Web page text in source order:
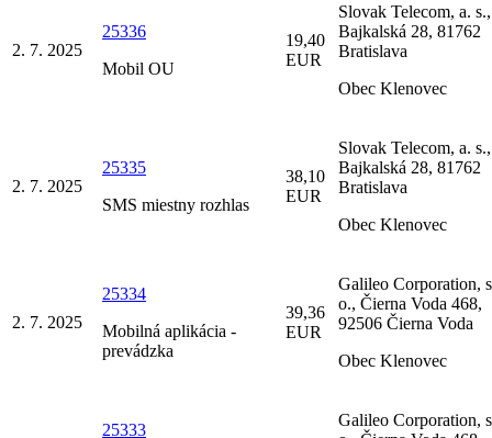
2. 7. 2025
25336
Mobil OU
19,40
EUR
Slovak Telecom, a. s.,
Bajkalská 28, 81762
Bratislava
Obec Klenovec
2. 7. 2025
25335
SMS miestny rozhlas
38,10
EUR
Slovak Telecom, a. s.,
Bajkalská 28, 81762
Bratislava
Obec Klenovec
2. 7. 2025
25334
Mobilná aplikácia -
prevádzka
39,36
EUR
Galileo Corporation,
o., Čierna Voda 468,
92506 Čierna Voda
Obec Klenovec
25333
Galileo Corporation,